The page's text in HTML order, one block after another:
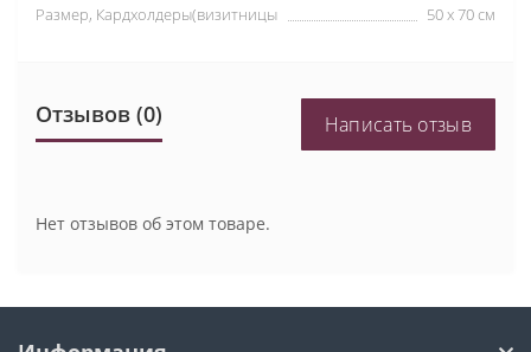
Размер, Кардхолдеры(визитницы
50 х 70 см
Отзывов (0) Написать отзыв
Нет отзывов об этом товаре.